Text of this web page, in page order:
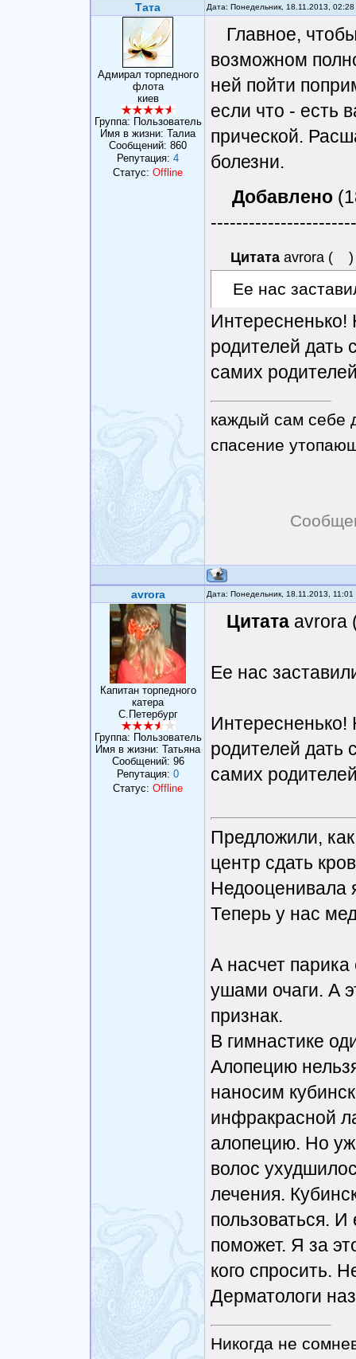
Тата Дата: Понедельник, 18.11.2013,
Адмирал торпедного
флота
киев
Группа: Пользователь
Имя в жизни: Талиа
Сообщений: 860
Репутация: 4
Статус: Offline
Главное,
возможном
ней пойти
если что - есть
прической.
болезни.
Добавлено
Цитата avrora ( )
Ее нас
Интересненько!
родителей дать
самих
каждый сам себе
спасение
avrora Дата: Понедельник, 18.11.2013,
Капитан торпедного
катера
С.Петербург
Группа: Пользователь
Имя в жизни: Татьяна
Сообщений: 96
Репутация: 0
Статус: Offline
Цитата avrora
Ее нас
Интересненько!
родителей дать
самих
Предложили, как
центр сдать
Недооценивала
Теперь у нас
А насчет
ушами очаги. А
признак.
В гимнастике
Алопецию
наносим
инфракрасной
алопецию. Но
волос
лечения.
пользоваться.
поможет. Я за
кого спросить.
Дерматологи
Никогда не